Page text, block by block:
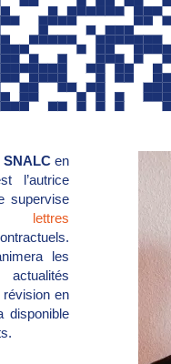
SNALCen
l’autrice
supervise
lettres
les
en
disponible